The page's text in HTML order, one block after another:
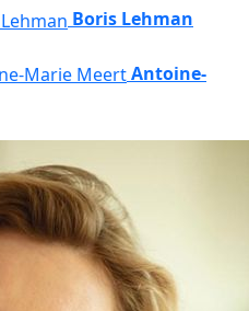
Boris Lehman
Antoine-